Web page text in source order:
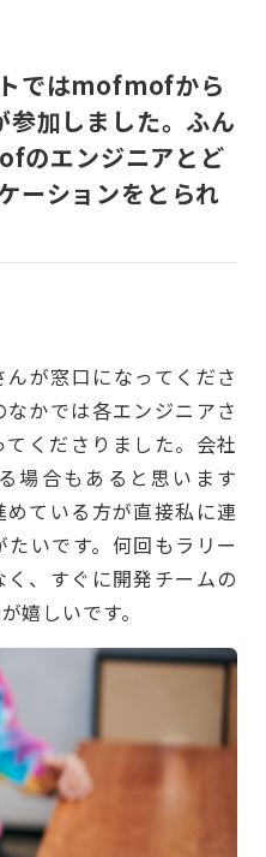
ではmofmofから
加しました。ふん
のエンジニアとど
ーションをとられ
が窓口になってくださ
かでは各エンジニアさ
くださりました。会社
場合もあると思います
ている方が直接私に連
いです。何回もラリー
、すぐに開発チームの
嬉しいです。